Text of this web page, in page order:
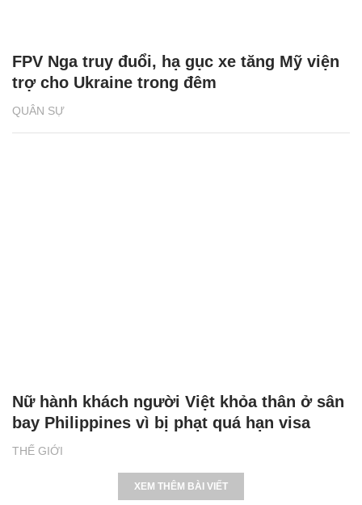
QUÂN SỰ
FPV Nga truy đuổi, hạ gục xe tăng Mỹ viện
trợ cho Ukraine trong đêm
THẾ GIỚI
Nữ hành khách người Việt khỏa thân ở sân
bay Philippines vì bị phạt quá hạn visa
XEM THÊM BÀI VIẾT